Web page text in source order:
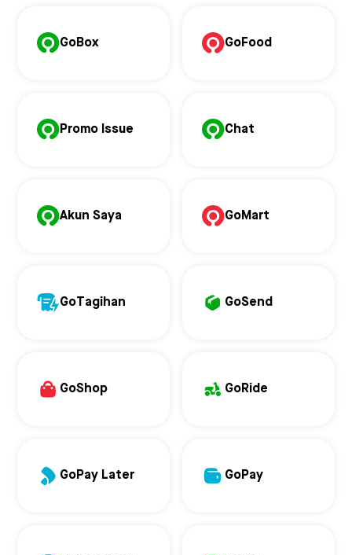
GoBox GoFood
Promo Issue Chat
Akun Saya GoMart
GoTagihan GoSend
GoShop GoRide
GoPay Later GoPay